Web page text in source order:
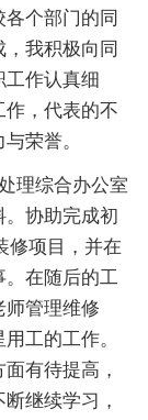
个部门的同
我积极向同
作认真细
作，代表的不
荣誉。
理综合办公室
协助完成初
修项目，并在
。在随后的工
师管理维修
工的工作。
有待提高，
继续学习，